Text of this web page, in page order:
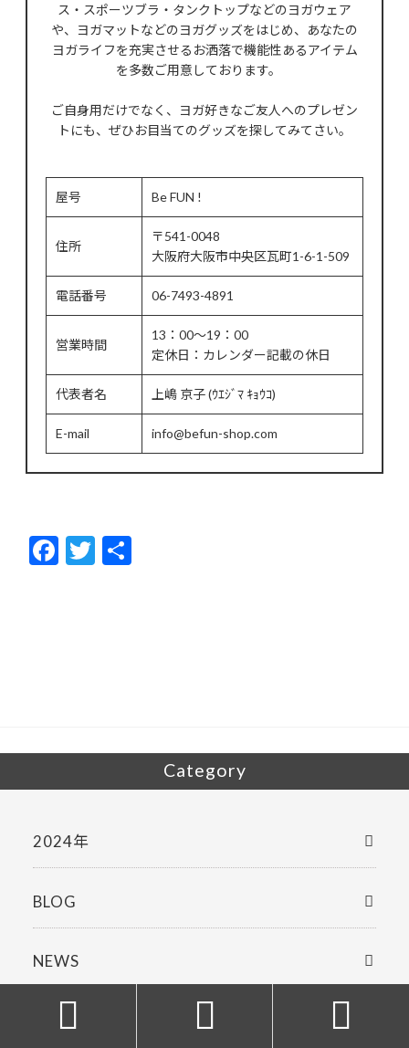
ス・スポーツブラ・タンクトップなどのヨガウェア
や、ヨガマットなどのヨガグッズをはじめ、あなたの
ヨガライフを充実させるお洒落で機能性あるアイテム
を多数ご用意しております。
ご自身用だけでなく、ヨガ好きなご友人へのプレゼン
トにも、ぜひお目当てのグッズを探してみてさい。
屋号 Be FUN !
住所
〒541-0048
大阪府大阪市中央区瓦町1-6-1-509
電話番号 06-7493-4891
営業時間
13：00～19：00
定休日：カレンダー記載の休日
代表者名 上嶋 京子 (ｳｴｼﾞﾏ ｷｮｳｺ)
E-mail info@befun-shop.com
F
T
Category
2024年
BLOG
NEWS
  